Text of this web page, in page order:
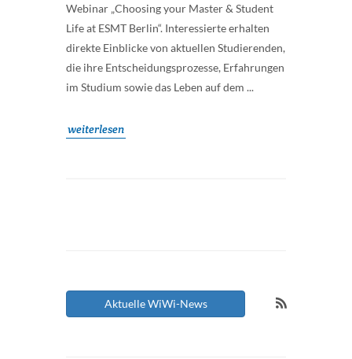
Webinar „Choosing your Master & Student
Life at ESMT Berlin“. Interessierte erhalten
direkte Einblicke von aktuellen Studierenden,
die ihre Entscheidungsprozesse, Erfahrungen
im Studium sowie das Leben auf dem ...
weiterlesen
Aktuelle WiWi-News